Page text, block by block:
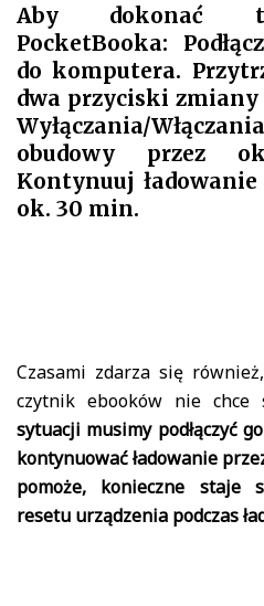
Aby dokonać
PocketBooka:
do komputera.
dwa przyciski
Wyłączania/
obudowy przez
Kontynuuj
ok. 30 min.
Czasami zdarza się
czytnik ebooków nie chce
sytuacji musimy podłączyć
kontynuować ładowanie
pomoże, konieczne staje
resetu urządzenia podczas